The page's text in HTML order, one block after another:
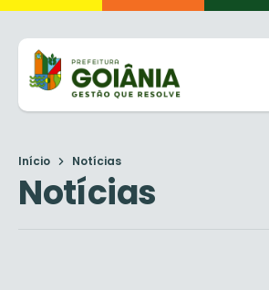
Início Notícias
Notícias